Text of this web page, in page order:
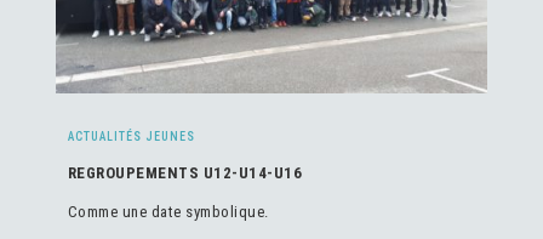
ACTUALITÉS JEUNES
REGROUPEMENTS U12-U14-U16
Comme une date symbolique.